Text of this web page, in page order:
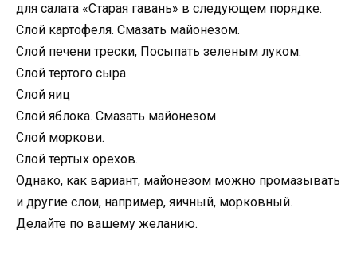
для салата «Старая гавань» в следующем порядке.
Слой картофеля. Смазать майонезом.
Слой печени трески, Посыпать зеленым луком.
Слой тертого сыра
Слой яиц
Слой яблока. Смазать майонезом
Слой моркови.
Слой тертых орехов.
Однако, как вариант, майонезом можно промазывать
и другие слои, например, яичный, морковный.
Делайте по вашему желанию.